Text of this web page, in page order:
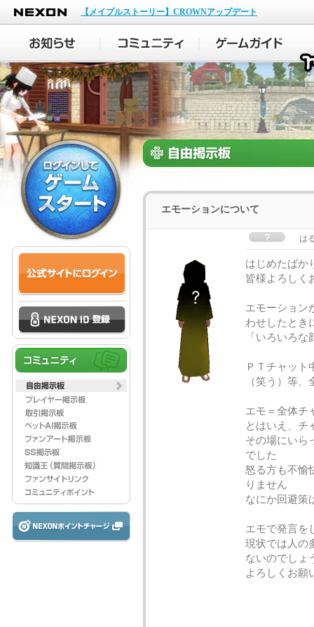
NEXON
【メイプルストーリー】CROWNアップデート
エモーションについて
は
はじめたばか
皆様よろしく
エモーション
わせしたとき
「いろいろ
ＰＴチャット
（笑う）等
エモ＝全体チ
とはいえ、チ
その場にいら
でした
怒る方も不愉
りません
なにか回避策
エモで発言を
現状では人の
ないのでしょ
よろしくお願